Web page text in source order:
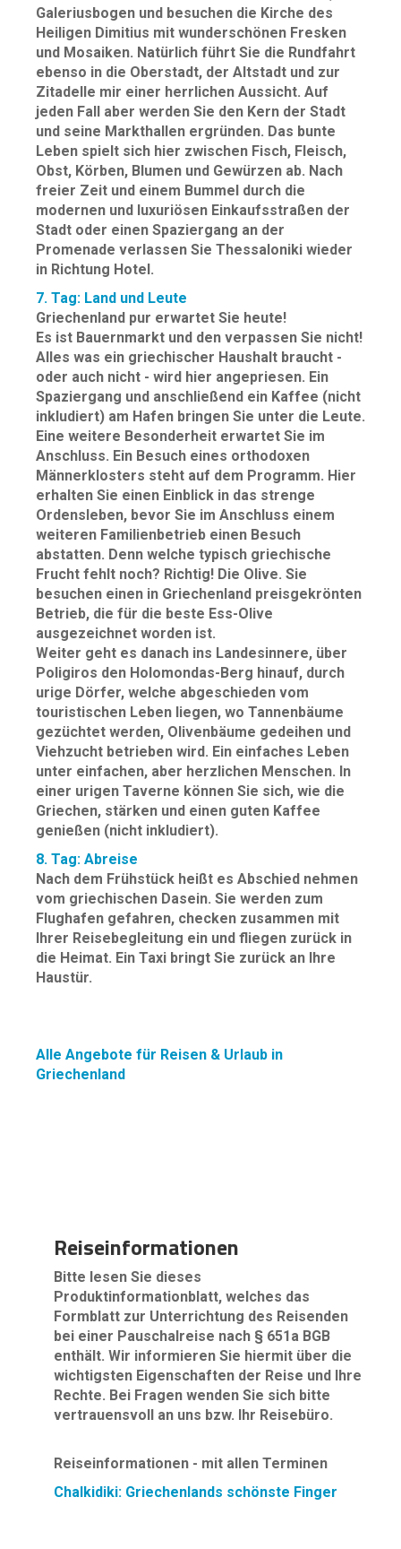
Galeriusbogen und besuchen die Kirche des
Heiligen Dimitius mit wunderschönen Fresken
und Mosaiken. Natürlich führt Sie die Rundfahrt
ebenso in die Oberstadt, der Altstadt und zur
Zitadelle mir einer herrlichen Aussicht. Auf
jeden Fall aber werden Sie den Kern der Stadt
und seine Markthallen ergründen. Das bunte
Leben spielt sich hier zwischen Fisch, Fleisch,
Obst, Körben, Blumen und Gewürzen ab. Nach
freier Zeit und einem Bummel durch die
modernen und luxuriösen Einkaufsstraßen der
Stadt oder einen Spaziergang an der
Promenade verlassen Sie Thessaloniki wieder
in Richtung Hotel.
7. Tag: Land und Leute
Griechenland pur erwartet Sie heute!
Es ist Bauernmarkt und den verpassen Sie nicht!
Alles was ein griechischer Haushalt braucht -
oder auch nicht - wird hier angepriesen. Ein
Spaziergang und anschließend ein Kaffee (nicht
inkludiert) am Hafen bringen Sie unter die Leute.
Eine weitere Besonderheit erwartet Sie im
Anschluss. Ein Besuch eines orthodoxen
Männerklosters steht auf dem Programm. Hier
erhalten Sie einen Einblick in das strenge
Ordensleben, bevor Sie im Anschluss einem
weiteren Familienbetrieb einen Besuch
abstatten. Denn welche typisch griechische
Frucht fehlt noch? Richtig! Die Olive. Sie
besuchen einen in Griechenland preisgekrönten
Betrieb, die für die beste Ess-Olive
ausgezeichnet worden ist.
Weiter geht es danach ins Landesinnere, über
Poligiros den Holomondas-Berg hinauf, durch
urige Dörfer, welche abgeschieden vom
touristischen Leben liegen, wo Tannenbäume
gezüchtet werden, Olivenbäume gedeihen und
Viehzucht betrieben wird. Ein einfaches Leben
unter einfachen, aber herzlichen Menschen. In
einer urigen Taverne können Sie sich, wie die
Griechen, stärken und einen guten Kaffee
genießen (nicht inkludiert).
8. Tag: Abreise
Nach dem Frühstück heißt es Abschied nehmen
vom griechischen Dasein. Sie werden zum
Flughafen gefahren, checken zusammen mit
Ihrer Reisebegleitung ein und fliegen zurück in
die Heimat. Ein Taxi bringt Sie zurück an Ihre
Haustür.
Alle Angebote für Reisen & Urlaub in
Griechenland
Reiseinformationen
Bitte lesen Sie dieses
Produktinformationblatt, welches das
Formblatt zur Unterrichtung des Reisenden
bei einer Pauschalreise nach § 651a BGB
enthält. Wir informieren Sie hiermit über die
wichtigsten Eigenschaften der Reise und Ihre
Rechte. Bei Fragen wenden Sie sich bitte
vertrauensvoll an uns bzw. Ihr Reisebüro.
Reiseinformationen - mit allen Terminen
Chalkidiki: Griechenlands schönste Finger